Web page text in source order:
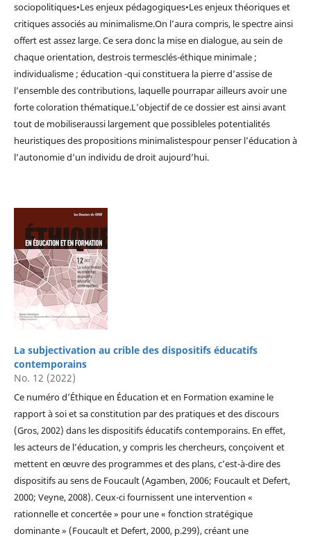
sociopolitiques•Les enjeux pédagogiques•Les enjeux théoriques et
critiques associés au minimalisme.On l’aura compris, le spectre ainsi
offert est assez large. Ce sera donc la mise en dialogue, au sein de
chaque orientation, destrois termesclés-éthique minimale ;
individualisme ; éducation -qui constituera la pierre d’assise de
l’ensemble des contributions, laquelle pourrapar ailleurs avoir une
forte coloration thématique.L’objectif de ce dossier est ainsi avant
tout de mobiliseraussi largement que possibleles potentialités
heuristiques des propositions minimalistespour penser l’éducation à
l’autonomie d’un individu de droit aujourd’hui.
La subjectivation au crible des dispositifs éducatifs
contemporains
No. 12 (2022)
Ce numéro d’Éthique en Éducation et en Formation examine le
rapport à soi et sa constitution par des pratiques et des discours
(Gros, 2002) dans les dispositifs éducatifs contemporains. En effet,
les acteurs de l’éducation, y compris les chercheurs, conçoivent et
mettent en œuvre des programmes et des plans, c’est-à-dire des
dispositifs au sens de Foucault (Agamben, 2006; Foucault et Defert,
2000; Veyne, 2008). Ceux-ci fournissent une intervention «
rationnelle et concertée » pour une « fonction stratégique
dominante » (Foucault et Defert, 2000, p.299), créant une